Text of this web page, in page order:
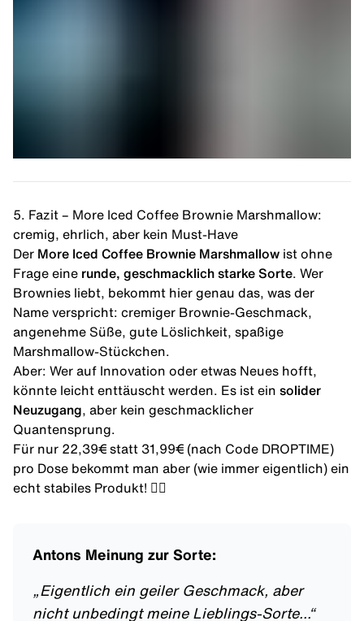
5. Fazit – More Iced Coffee Brownie Marshmallow:
cremig, ehrlich, aber kein Must-Have
Der More Iced Coffee Brownie Marshmallow ist ohne
Frage eine runde, geschmacklich starke Sorte . Wer
Brownies liebt, bekommt hier genau das, was der
Name verspricht: cremiger Brownie-Geschmack,
angenehme Süße, gute Löslichkeit, spaßige
Marshmallow-Stückchen.
Aber: Wer auf Innovation oder etwas Neues hofft,
könnte leicht enttäuscht werden. Es ist ein solider
Neuzugang , aber kein geschmacklicher
Quantensprung.
Für nur 22,39€ statt 31,99€ (nach Code DROPTIME)
pro Dose bekommt man aber (wie immer eigentlich) ein
echt stabiles Produkt! 👍🏼
Antons Meinung zur Sorte:
Eigentlich ein geiler Geschmack, aber
nicht unbedingt meine Lieblings-Sorte...
“